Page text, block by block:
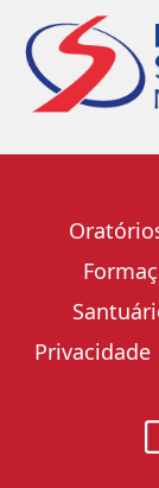
Privacidade